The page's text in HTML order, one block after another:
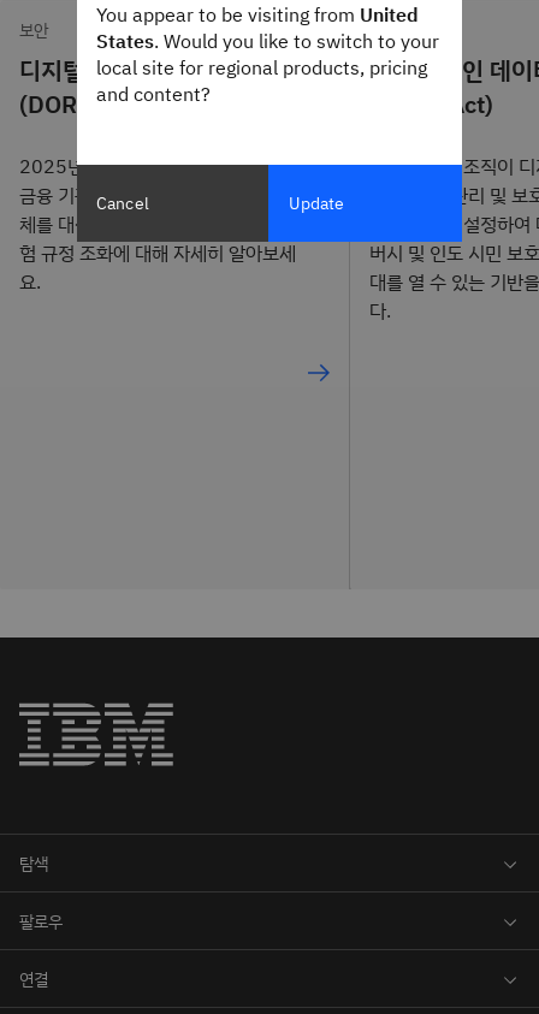
보안
디지털 운영 복원력 법
(DORA) 실행 가이드
2025년 1월 17일부터 DORA는 EU
금융 기관 및 관련 ICT 서비스 제공업
체를 대상으로 합니다. DORA EU 위
험 규정 조화에 대해 자세히 알아보세
요.
지속 가능성
디지털 개인 데
(DPDP Act)
DPDP 법은 조직이
터를 수집, 관리 및
대한 의무를 설정하
버시 및 인도 시민 보
대를 열 수 있는 기반
다.
You appear to be visiting from United
States. Would you like to switch to your
local site for regional products, pricing
and content?
Cancel Update